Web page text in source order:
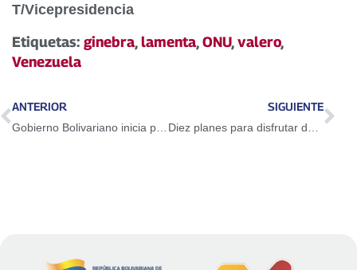
T/Vicepresidencia
Etiquetas: ginebra,lamenta,ONU,valero,
Venezuela
ANTERIOR SIGUIENTE